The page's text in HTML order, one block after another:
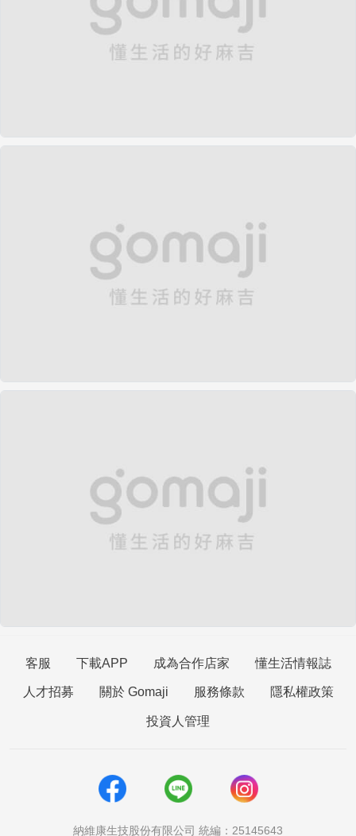
客服 下載APP 成為合作店家 懂生活情報誌
人才招募 關於 Gomaji 服務條款 隱私權政策
投資人管理
納維康生技股份有限公司 統編：25145643